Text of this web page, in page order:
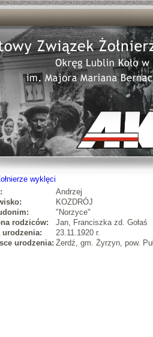
wyklęci
Andrzej
KOZDRÓJ
"Norzyce"
rodziców:
Jan, Franciszka zd. Gołaś
urodzenia:
23.11.1920 r.
urodzenia: Żerdź, gm. Żyrzyn, pow.